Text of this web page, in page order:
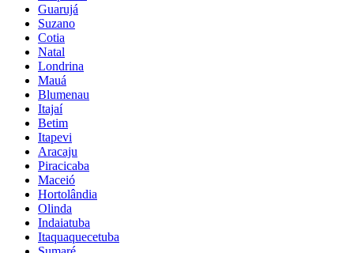
Guarujá
Suzano
Cotia
Natal
Londrina
Mauá
Blumenau
Itajaí
Betim
Itapevi
Aracaju
Piracicaba
Maceió
Hortolândia
Olinda
Indaiatuba
Itaquaquecetuba